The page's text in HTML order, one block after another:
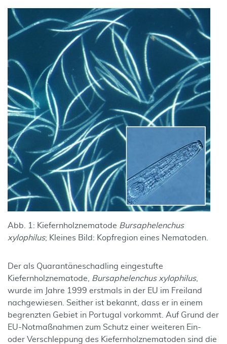
Abb. 1: Kiefernholznematode Bursaphelenchus
xylophilus; Kleines Bild: Kopfregion eines Nematoden.
Der als Quarantäneschadling eingestufte
Kiefernholznematode, Bursaphelenchus xylophilus,
wurde im Jahre 1999 erstmals in der EU im Freiland
nachgewiesen. Seither ist bekannt, dass er in einem
begrenzten Gebiet in Portugal vorkommt. Auf Grund der
EU-Notmaßnahmen zum Schutz einer weiteren Ein-
oder Verschleppung des Kiefernholznematoden sind die